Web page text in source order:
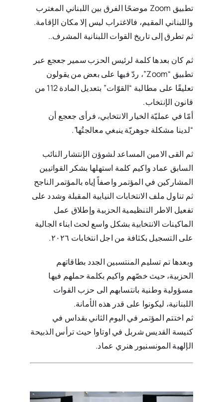
تطبيق Zoom موضحًا الفرق بين اللبناني المغترب
واللبناني المقيم، فالاغتراب ليس إلا مكان الإقامة.
ثم تطرق إلى تاريخ القوات اللبنانية المشرف..
ثم كان بعدها كلمة لرئيس الحزب سمير جعجع عبر
تطبيق “Zoom”، ردّ فيها على بعض من يقولون
تعليقًا على مطالبة “القوّات” بتعديل المادة 112 من
قانون الإنتخاب.
أمّا في عمليّة الخيار الانتخابي، فرأى جعجع أن
“لدينا مشكلة جوهريّة ينبغي معالجتُها”.
ثم القى الامين المساعد لشوؤن الإنتشار النائب
السابق عماد واكيم كلمة استهلها بشكر القواتيين
المشاركين في المؤتمر واصفاً إياه بالمؤتمر الناجح
ثم تناول ملف الانتخابات النيابية المقبلة وشدد على
تفعيل الاطر التنظيمية الحزبية وإطلاق عمل
الماكينات الانتخابية بشكل واسع لحث ابناء الجالية
على التسجيل بكثافة من اجل انتخابات ٢٠٢٦.
وبعدها تم تسليم المنتسبين الجدد بطاقاتهم
الحزبية، حيث خصّهم واكيم بكلمة حملهم فيها
مسؤولية وطنية بانتسابهم الى حزب القوات
اللبنانية، ليكونوا على قدر هذه الأمانة.
ثم اختتم المؤتمر في اليوم الثاني بقداس في
كنيسة القديس شربل في اوتاوا حيث ترأس الذبيحة
الإلهية المونسنيور هنري عماد.